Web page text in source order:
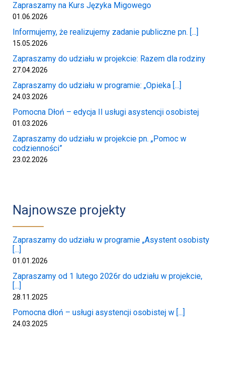
Zapraszamy na Kurs Języka Migowego
01.06.2026
Informujemy, że realizujemy zadanie publiczne pn. [...]
15.05.2026
Zapraszamy do udziału w projekcie: Razem dla rodziny
27.04.2026
Zapraszamy do udziału w programie: „Opieka [...]
24.03.2026
Pomocna Dłoń – edycja II usługi asystencji osobistej
01.03.2026
Zapraszamy do udziału w projekcie pn. „Pomoc w
codzienności”
23.02.2026
Najnowsze projekty
Zapraszamy do udziału w programie „Asystent osobisty
[...]
01.01.2026
Zapraszamy od 1 lutego 2026r do udziału w projekcie,
[...]
28.11.2025
Pomocna dłoń – usługi asystencji osobistej w [...]
24.03.2025